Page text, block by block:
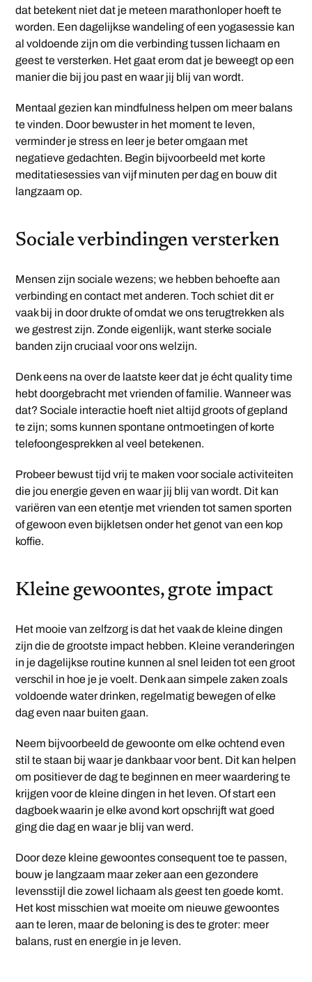
dat betekent niet dat je meteen marathonloper hoeft te
worden. Een dagelijkse wandeling of een yogasessie kan
al voldoende zijn om die verbinding tussen lichaam en
geest te versterken. Het gaat erom dat je beweegt op een
manier die bij jou past en waar jij blij van wordt.
Mentaal gezien kan mindfulness helpen om meer balans
te vinden. Door bewuster in het moment te leven,
verminder je stress en leer je beter omgaan met
negatieve gedachten. Begin bijvoorbeeld met korte
meditatiesessies van vijf minuten per dag en bouw dit
langzaam op.
Sociale verbindingen versterken
Mensen zijn sociale wezens; we hebben behoefte aan
verbinding en contact met anderen. Toch schiet dit er
vaak bij in door drukte of omdat we ons terugtrekken als
we gestrest zijn. Zonde eigenlijk, want sterke sociale
banden zijn cruciaal voor ons welzijn.
Denk eens na over de laatste keer dat je écht quality time
hebt doorgebracht met vrienden of familie. Wanneer was
dat? Sociale interactie hoeft niet altijd groots of gepland
te zijn; soms kunnen spontane ontmoetingen of korte
telefoongesprekken al veel betekenen.
Probeer bewust tijd vrij te maken voor sociale activiteiten
die jou energie geven en waar jij blij van wordt. Dit kan
variëren van een etentje met vrienden tot samen sporten
of gewoon even bijkletsen onder het genot van een kop
koffie.
Kleine gewoontes, grote impact
Het mooie van zelfzorg is dat het vaak de kleine dingen
zijn die de grootste impact hebben. Kleine veranderingen
in je dagelijkse routine kunnen al snel leiden tot een groot
verschil in hoe je je voelt. Denk aan simpele zaken zoals
voldoende water drinken, regelmatig bewegen of elke
dag even naar buiten gaan.
Neem bijvoorbeeld de gewoonte om elke ochtend even
stil te staan bij waar je dankbaar voor bent. Dit kan helpen
om positiever de dag te beginnen en meer waardering te
krijgen voor de kleine dingen in het leven. Of start een
dagboek waarin je elke avond kort opschrijft wat goed
ging die dag en waar je blij van werd.
Door deze kleine gewoontes consequent toe te passen,
bouw je langzaam maar zeker aan een gezondere
levensstijl die zowel lichaam als geest ten goede komt.
Het kost misschien wat moeite om nieuwe gewoontes
aan te leren, maar de beloning is des te groter: meer
balans, rust en energie in je leven.